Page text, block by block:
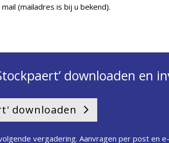
(mailadres is bij u bekend).
downloaden en
downloaden
vergadering. Aanvragen per post en